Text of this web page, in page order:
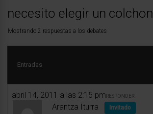
necesito elegir un colchon
Mostrando 2 respuestas a los debates
Entradas
abril 14, 2011 a las 2:15 pm RESPONDER
Arantza Iturra Invitado